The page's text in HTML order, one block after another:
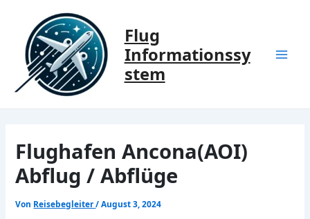
springen
Flug
Informationssy
stem
Flughafen Ancona(AOI)
Abflug / Abflüge
Von Reisebegleiter/August 3, 2024